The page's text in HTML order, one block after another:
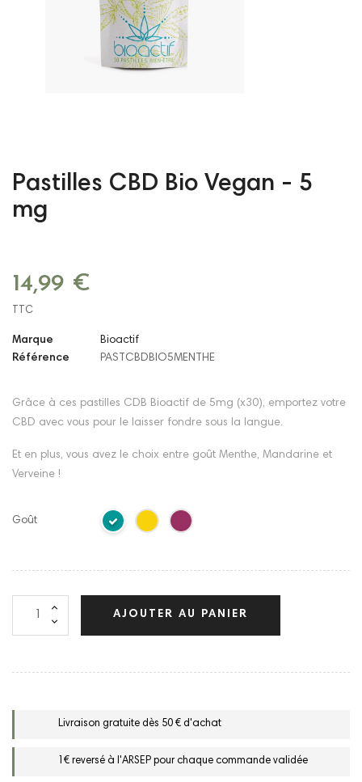
Pastilles CBD Bio Vegan - 5
mg
14,99 €
TTC
Marque
Bioactif
Référence
PASTCBDBIO5MENTHE
Grâce à ces pastilles CDB Bioactif de 5mg (x30), emportez votre
CBD avec vous pour le laisser fondre sous la langue.
Et en plus, vous avez le choix entre goût Menthe, Mandarine et
Verveine !
Goût
AJOUTER AU PANIER
Livraison gratuite dès 50 € d'achat
1€ reversé à l'ARSEP pour chaque commande validée